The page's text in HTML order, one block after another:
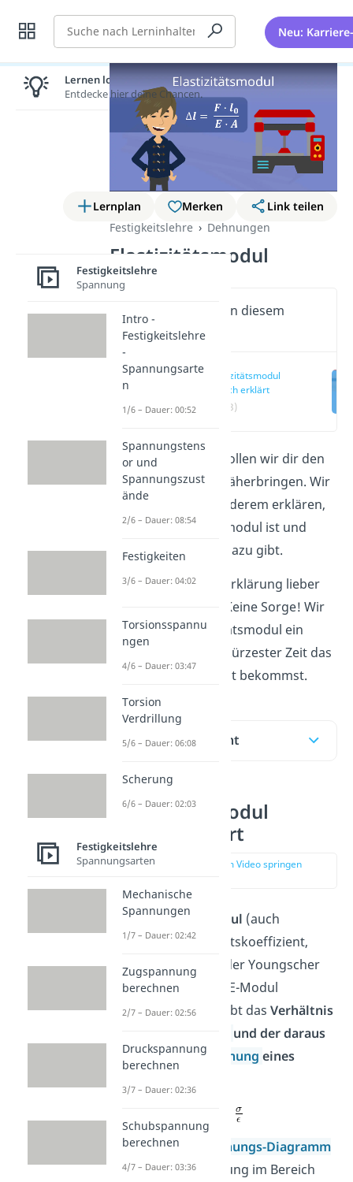
Suche Neu:
Lernplan Merken
Link teilen
Festigkeitslehre
Dehnungen
Elastizitätsmodul
Wichtige Inhalte in diesem
Video
Elastizitätsmodul
einfach erklärt
(00:13)
In diesem Beitrag wollen wir dir den
Elastizitätsmodul
näherbringen. Wir
werden dir unter anderem erklären,
was der Elastizitätsmodul ist und
welche Formeln es dazu gibt.
Du würdest dir die Erklärung lieber
anhören als lesen? Keine Sorge! Wir
haben zum Elastizitätsmodul ein
Video
, worin du in kürzester Zeit das
Nötigste beigebracht bekommst.
Inhaltsübersicht
Elastizitätsmodul
einfach erklärt
zur Stelle im Video springen
DerElastizitätsmodul (auch
Zugmodul, Elastizitätskoeffizient,
Dehnungsmodul, oder Youngscher
Modul; wird oft mit E-Modul
abgekürzt) beschreibt das Verhältnis
und der daraus
resultierendenDehnung eines
ImSpannungs-Dehnungs-Diagramm
entspricht die Steigung im Bereich
Lernen lohnt sich!
Entdecke hier deine Chancen.
Festigkeitslehre
Spannung
Intro -
Festigkeitslehre
-
Spannungsarte
n
1/6 – Dauer: 00:52
Spannungstens
or und
Spannungszust
ände
2/6 – Dauer: 08:54
Festigkeiten
3/6 – Dauer: 04:02
Torsionsspannu
ngen
4/6 – Dauer: 03:47
Torsion
Verdrillung
5/6 – Dauer: 06:08
Scherung
6/6 – Dauer: 02:03
Festigkeitslehre
Spannungsarten
Mechanische
Spannungen
1/7 – Dauer: 02:42
Zugspannung
berechnen
2/7 – Dauer: 02:56
Druckspannung
berechnen
3/7 – Dauer: 02:36
Schubspannung
berechnen
4/7 – Dauer: 03:36